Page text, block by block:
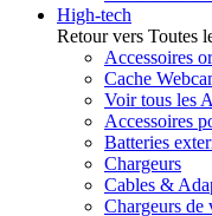
High-tech
Retour vers Toutes
Accessoires
Cache
Voir tous les
Accessoires
Batteries
Chargeurs
Cables &
Chargeurs de